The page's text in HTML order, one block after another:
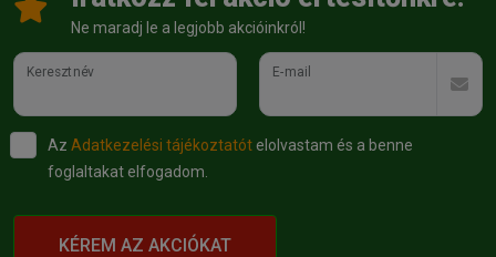
Ne maradj le a legjobb akcióinkról!
Keresztnév E-mail
Az Adatkezelési tájékoztatót elolvastam és a benne
foglaltakat elfogadom.
KÉREM AZ AKCIÓKAT